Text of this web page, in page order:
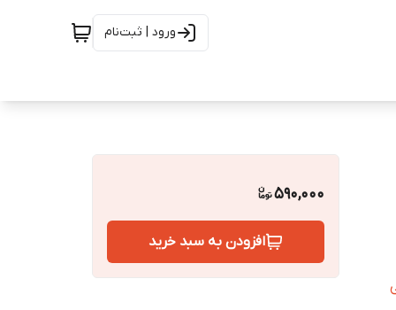
ورود | ثبت‌نام
590,000
افزودن به سبد خرید